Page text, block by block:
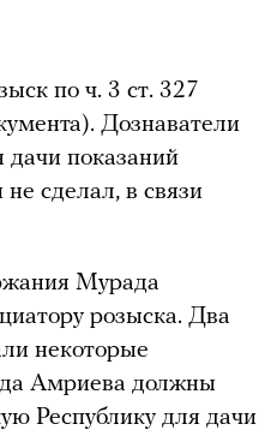
по ч. 3 ст. 327
Дознаватели
показаний
не сделал, в связи
Мурада
розыска. Два
некоторые
Амриева должны
Республику для дачи